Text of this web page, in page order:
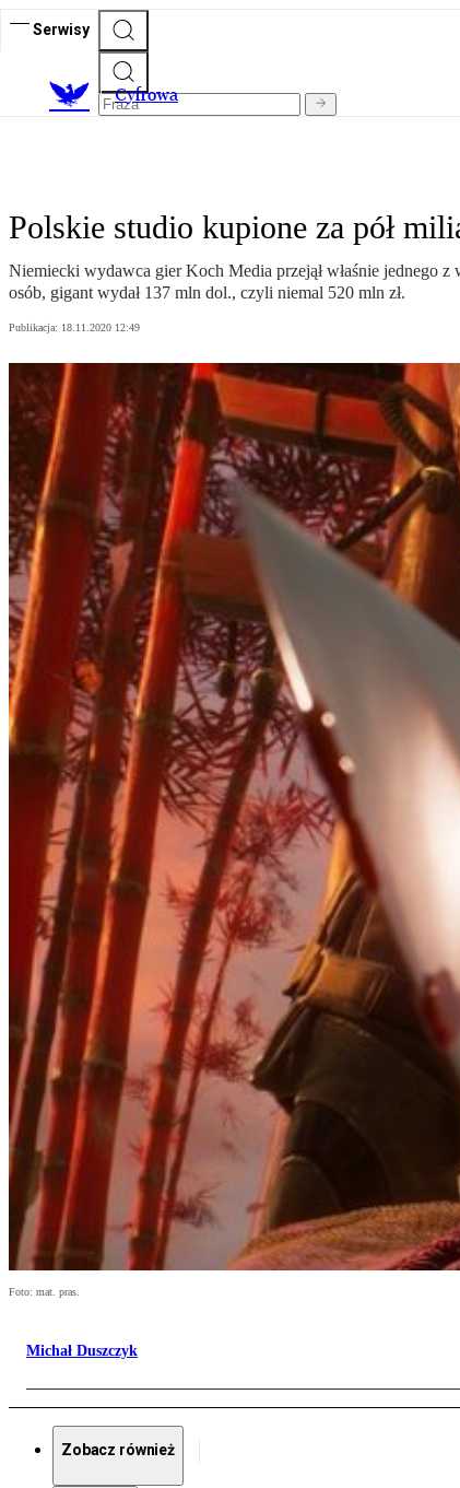
Serwisy
Cyfrowa
Polskie studio kupione za pół
Niemiecki wydawca gier Koch Media przejął właśnie jednego
osób, gigant wydał 137 mln dol., czyli niemal 520 mln zł.
Publikacja: 18.11.2020 12:49
Foto: mat. pras.
Michał Duszczyk
Zobacz również